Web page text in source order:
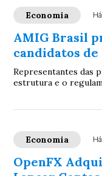
Economia
AMIG Brasil
candidatos de
Representantes das
estrutura e o
Economia
OpenFX